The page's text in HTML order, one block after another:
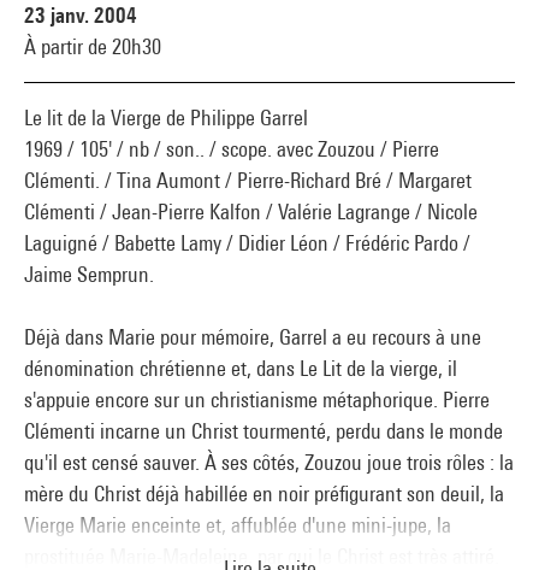
Le lit de la Vierge de Philippe Garrel
1969 / 105' / nb / son.. / scope. avec Zouzou / Pierre
Clémenti. / Tina Aumont / Pierre-Richard Bré / Margaret
Clémenti / Jean-Pierre Kalfon / Valérie Lagrange / Nicole
Laguigné / Babette Lamy / Didier Léon / Frédéric Pardo /
Jaime Semprun.
Déjà dans Marie pour mémoire, Garrel a eu recours à une
dénomination chrétienne et, dans Le Lit de la vierge, il
s'appuie encore sur un christianisme métaphorique. Pierre
Clémenti incarne un Christ tourmenté, perdu dans le monde
qu'il est censé sauver. À ses côtés, Zouzou joue trois rôles : la
mère du Christ déjà habillée en noir préfigurant son deuil, la
Vierge Marie enceinte et, affublée d'une mini-jupe, la
prostituée Marie-Madeleine, par qui le Christ est très attiré.
23 janv. 2004
À partir de 20h30